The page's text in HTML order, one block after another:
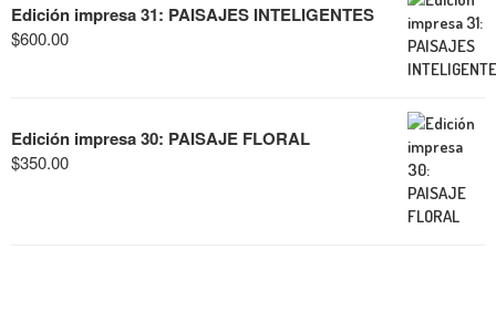
Edición impresa 31: PAISAJES INTELIGENTES
$600.00
Edición impresa 30: PAISAJE FLORAL
$350.00